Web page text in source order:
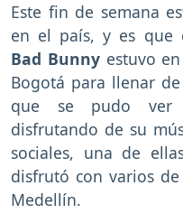
Este fin de semana
en el país, y es que
Bad Bunnyestuvo en
Bogotá para llenar
que se pudo ver
disfrutando de su
sociales, una de
disfrutó con varios
Medellín.